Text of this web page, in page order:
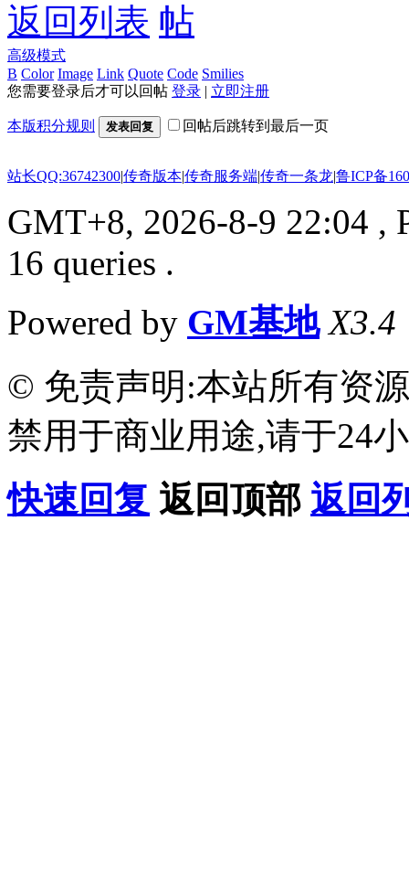
返回列表
高级模式
B Color Image Link Quote Code Smilies
您需要登录后才可以回帖 登录 | 立即注册
本版积分规则 发表回复 回帖后跳转到最后一页
站长QQ:36742300|传奇版本|传奇服务端|传奇一条龙|鲁ICP备
GMT+8, 2026-8-9 22:04 ,
16 queries .
Powered by GM基地 X3.4
© 免责声明:本站所有资
禁用于商业用途,请于24
快速回复 返回顶部 返回